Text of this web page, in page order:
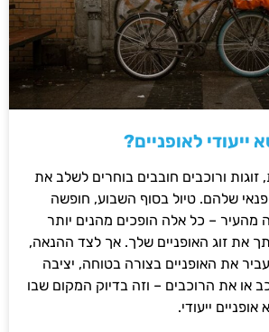
לאופניים?
זוגות ורוכבים חובבים בוחרים לשלב את
שלהם. טיול בסוף השבוע, חופשה
מהעיר – כל אלה הופכים מהנים יותר
את זוג האופניים שלך. אך לצד ההנאה,
את האופניים בצורה בטוחה, יציבה
או את הרוכבים – וזה בדיוק המקום שבו
ייעודי.